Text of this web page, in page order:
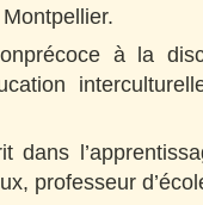
à la
dans
professeur